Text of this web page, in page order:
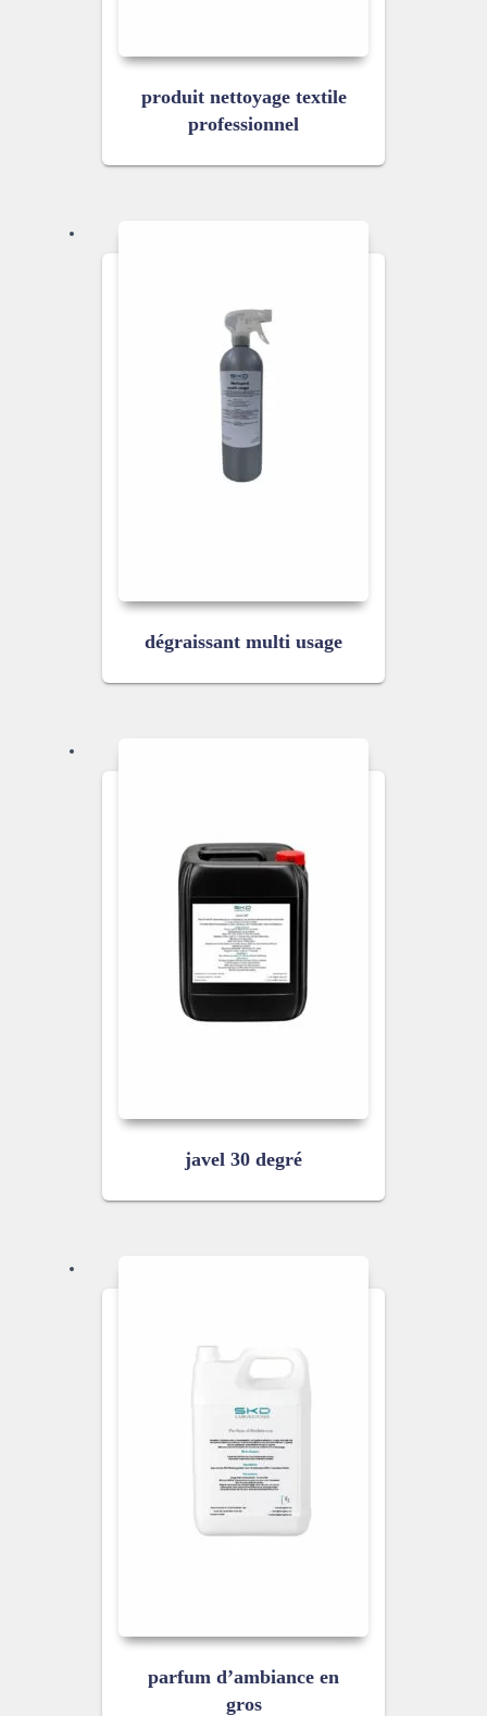
produit nettoyage textile
professionnel
dégraissant multi usage
javel 30 degré
parfum d’ambiance en
gros